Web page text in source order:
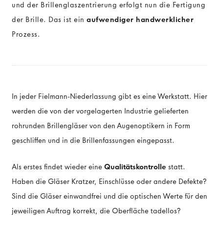
Anatomie des Auges
und der Brillenglaszentrierung erfolgt nun die Fertigung
der Brille. Das ist ein aufwendiger handwerklicher
Prozess.
In jeder Fielmann-Niederlassung gibt es eine Werkstatt. Hier
werden die von der vorgelagerten Industrie gelieferten
rohrunden Brillengläser von den Augenoptikern in Form
geschliffen und in die Brillenfassungen eingepasst.
Als erstes findet wieder eine Qualitätskontrolle statt.
Haben die Gläser Kratzer, Einschlüsse oder andere Defekte?
Sind die Gläser einwandfrei und die optischen Werte für den
jeweiligen Auftrag korrekt, die Oberfläche tadellos?